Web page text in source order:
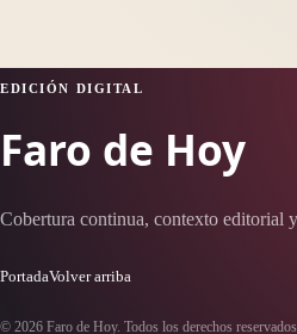
EDICIÓN DIGITAL
Faro de Hoy
Cobertura continua, contexto editorial
PortadaVolver arriba
© 2026 Faro de Hoy. Todos los derechos reservados.